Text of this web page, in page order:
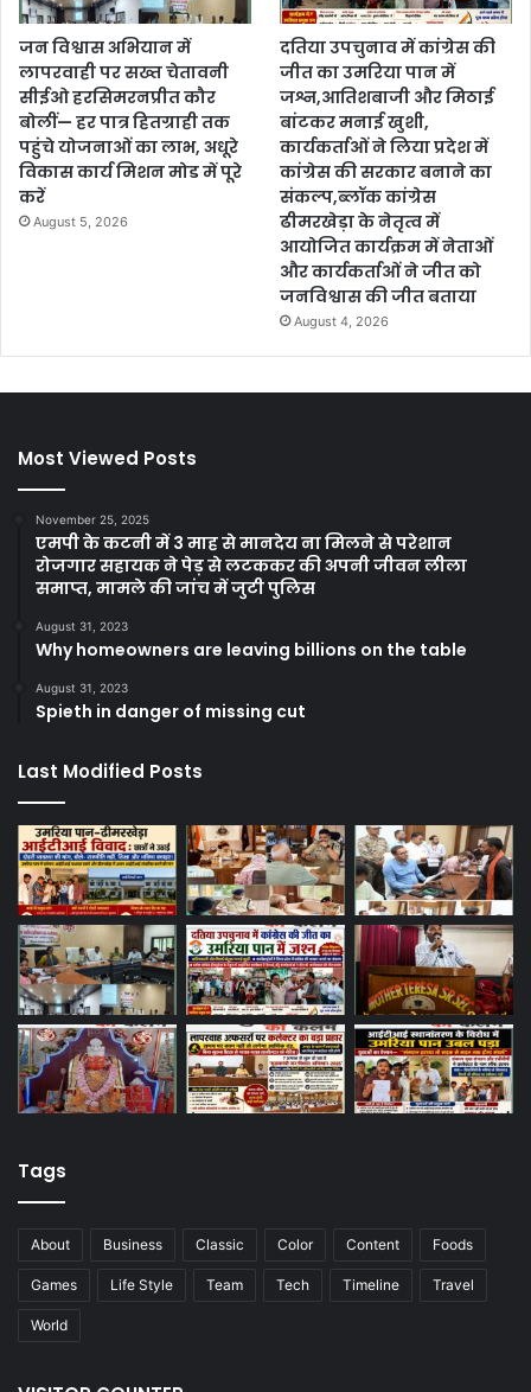
जन विश्वास अभियान में
लापरवाही पर सख्त चेतावनी
सीईओ हरसिमरनप्रीत कौर
बोलीं— हर पात्र हितग्राही तक
पहुंचे योजनाओं का लाभ, अधूरे
विकास कार्य मिशन मोड में पूरे
करें
August 5, 2026
दतिया उपचुनाव में कांग्रेस की
जीत का उमरिया पान में
जश्न,आतिशबाजी और मिठाई
बांटकर मनाई खुशी,
कार्यकर्ताओं ने लिया प्रदेश में
कांग्रेस की सरकार बनाने का
संकल्प,ब्लॉक कांग्रेस
ढीमरखेड़ा के नेतृत्व में
आयोजित कार्यक्रम में नेताओं
और कार्यकर्ताओं ने जीत को
जनविश्वास की जीत बताया
August 4, 2026
Most Viewed Posts
November 25, 2025
एमपी के कटनी में 3 माह से मानदेय ना मिलने से परेशान
रोजगार सहायक ने पेड़ से लटककर की अपनी जीवन लीला
समाप्त, मामले की जांच में जुटी पुलिस
August 31, 2023
Why homeowners are leaving billions on the table
August 31, 2023
Spieth in danger of missing cut
Last Modified Posts
Tags
About Business Classic Color Content Foods
Games Life Style Team Tech Timeline Travel
World